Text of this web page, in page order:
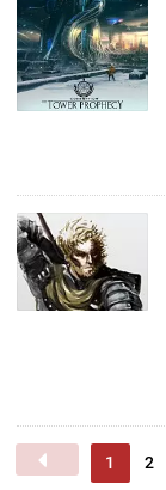
1 2